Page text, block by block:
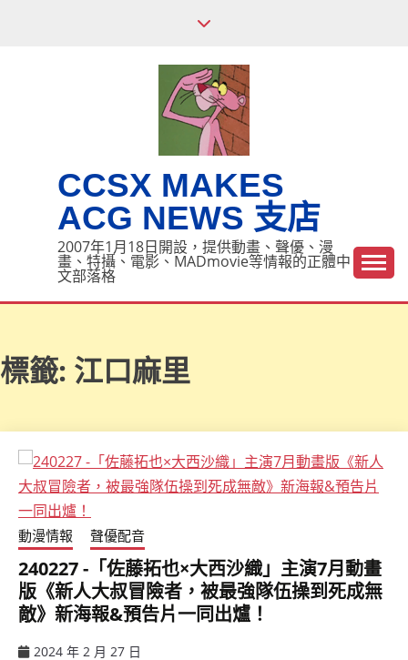
CCSX MAKES
ACG NEWS 支店
2007年1月18日開設，提供動畫、聲優、漫
畫、特攝、電影、MADmovie等情報的正體中
文部落格
標籤: 江口麻里
動漫情報 聲優配音
240227 -「佐藤拓也×大西沙織」主演7月動畫
版《新人大叔冒險者，被最強隊伍操到死成無
敵》新海報&預告片一同出爐！
2024 年 2 月 27 日